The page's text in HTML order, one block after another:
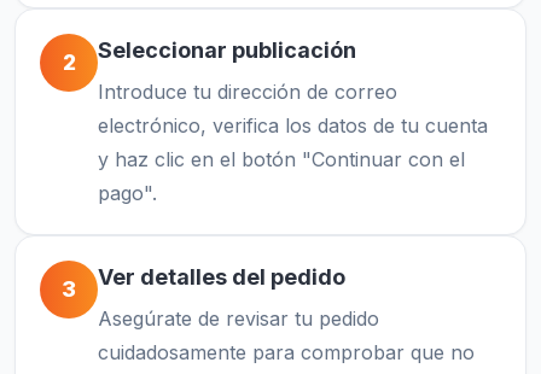
2 Seleccionar publicación
Introduce tu dirección de correo
electrónico, verifica los datos de tu cuenta
y haz clic en el botón "Continuar con el
pago".
3 Ver detalles del pedido
Asegúrate de revisar tu pedido
cuidadosamente para comprobar que no